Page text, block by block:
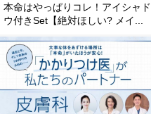
本命はやっぱりコレ！アイシャド
ウ付きSet【絶対ほしい? メイ...